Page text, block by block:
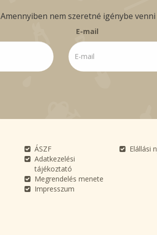
Amennyiben nem szeretné igénybe
E-mail
ÁSZF
Adatkezelési
tájékoztató
Megrendelés menete
Impresszum
Elállási